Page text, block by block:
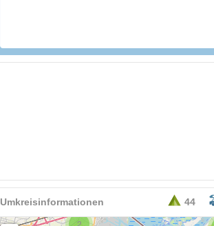
44
Umkreisinformationen
2